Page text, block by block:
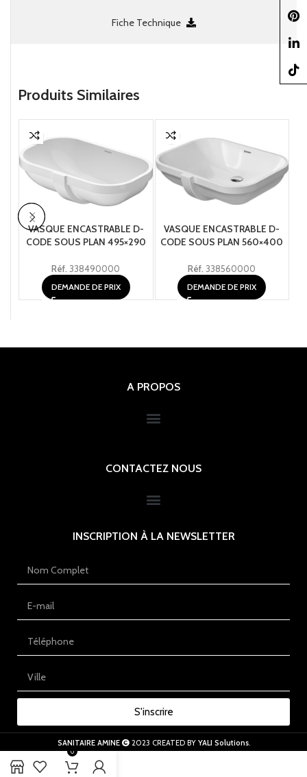
Fiche Technique
Produits Similaires
VASQUE ENCASTRABLE D-
CODE SOUS PLAN 495×290
Réf.338490000
DEMANDE DE PRIX
VASQUE ENCASTRABLE D-
CODE SOUS PLAN 560×400
Réf.338560000
DEMANDE DE PRIX
A PROPOS
CONTACTEZ NOUS
INSCRIPTION À LA NEWSLETTER
S'inscrire
SANITAIRE AMINE 2023 CREATED BY YALI Solutions.
0